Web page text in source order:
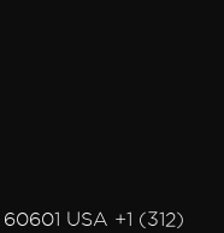
USA +1 (312)